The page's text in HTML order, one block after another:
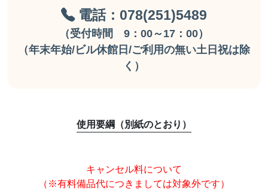
電話：078(251)5489
（受付時間 9：00～17：00）
（年末年始/ビル休館日/ご利用の無い土日祝は除
く）
使用要綱（別紙のとおり）
キャンセル料について
（※有料備品代につきましては対象外です）